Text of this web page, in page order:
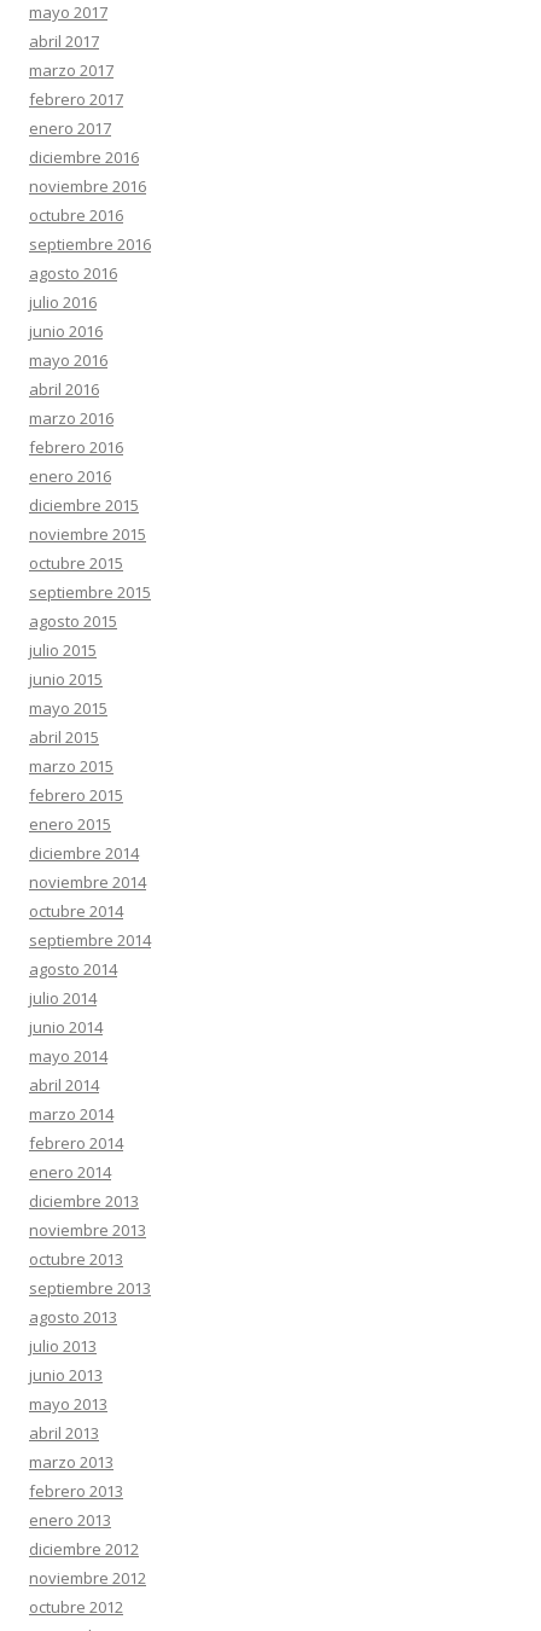
mayo 2017
abril 2017
marzo 2017
febrero 2017
enero 2017
diciembre 2016
noviembre 2016
octubre 2016
septiembre 2016
agosto 2016
julio 2016
junio 2016
mayo 2016
abril 2016
marzo 2016
febrero 2016
enero 2016
diciembre 2015
noviembre 2015
octubre 2015
septiembre 2015
agosto 2015
julio 2015
junio 2015
mayo 2015
abril 2015
marzo 2015
febrero 2015
enero 2015
diciembre 2014
noviembre 2014
octubre 2014
septiembre 2014
agosto 2014
julio 2014
junio 2014
mayo 2014
abril 2014
marzo 2014
febrero 2014
enero 2014
diciembre 2013
noviembre 2013
octubre 2013
septiembre 2013
agosto 2013
julio 2013
junio 2013
mayo 2013
abril 2013
marzo 2013
febrero 2013
enero 2013
diciembre 2012
noviembre 2012
octubre 2012